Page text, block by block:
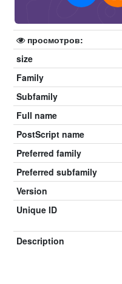
просмотров:
size
Family
Subfamily
Full name
PostScript name
Preferred family
Preferred subfamily
Version
Unique ID
Description